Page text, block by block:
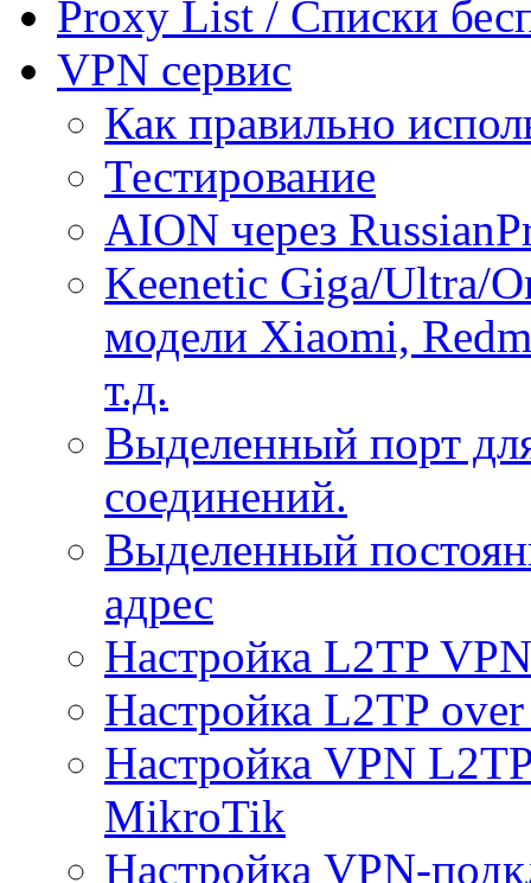
Proxy List / Списки
VPN сервис
Как правильно
Тестирование
AION через
Keenetic Giga/Ultra/
модели Xiaomi,
т.д.
Выделенный порт
соединений.
Выделенный
адрес
Настройка L2TP
Настройка L2TP
Настройка VPN
MikroTik
Настройка VPN-